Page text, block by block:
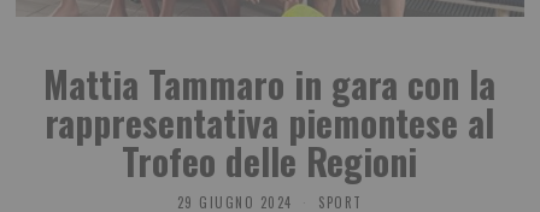
Mattia Tammaro in gara con la
rappresentativa piemontese al
Trofeo delle Regioni
29 GIUGNO 2024 SPORT